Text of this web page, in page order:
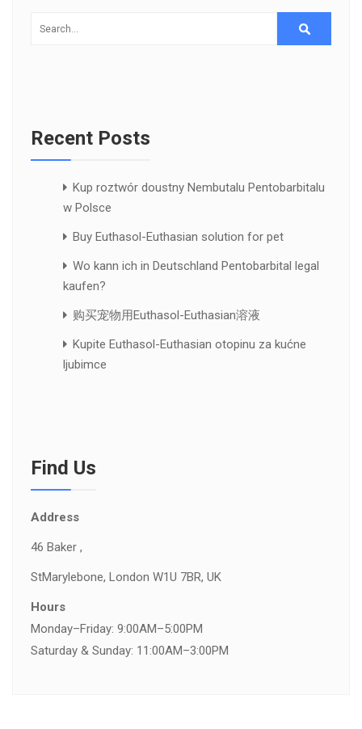
Recent Posts
Kup roztwór doustny Nembutalu Pentobarbitalu
w Polsce
Buy Euthasol-Euthasian solution for pet
Wo kann ich in Deutschland Pentobarbital legal
kaufen?
购买宠物用Euthasol-Euthasian溶液
Kupite Euthasol-Euthasian otopinu za kućne
ljubimce
Find Us
Address
46 Baker ,
StMarylebone, London W1U 7BR, UK
Hours
Monday–Friday: 9:00AM–5:00PM
Saturday & Sunday: 11:00AM–3:00PM